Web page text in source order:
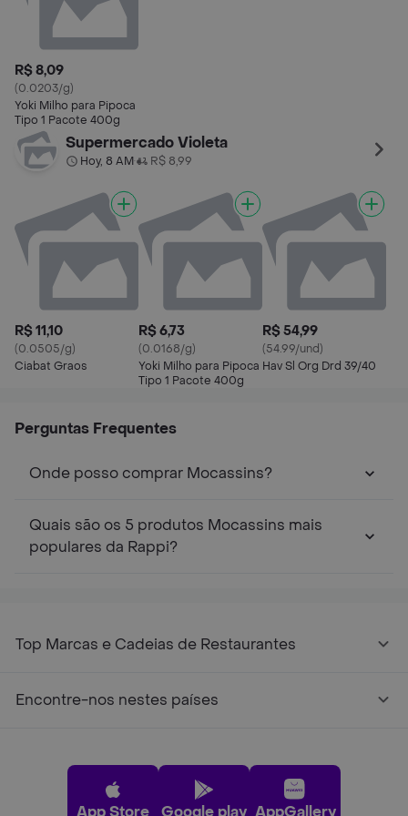
R$ 8,09
(0.0203/g)
Yoki Milho para Pipoca
Tipo 1 Pacote 400g
Supermercado Violeta
Hoy, 8 AM• R$ 8,99
R$ 11,10
(0.0505/g)
Ciabat Graos
R$ 6,73
(0.0168/g)
Yoki Milho para Pipoca
Tipo 1 Pacote 400g
R$ 54,99
(54.99/und)
Hav Sl Org Drd 39/40
Perguntas Frequentes
Onde posso comprar Mocassins?
Quais são os 5 produtos Mocassins mais
populares da Rappi?
Top Marcas e Cadeias de Restaurantes
Encontre-nos nestes países
App Store Google play AppGallery